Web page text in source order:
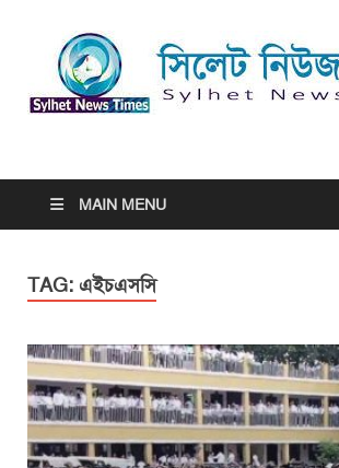
সিলেট নিউজ
News Times
MAIN MENU
TAG: এইচএসসি